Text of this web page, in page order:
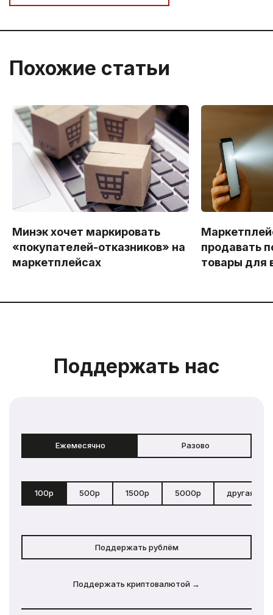
Похожие статьи
Минэк хочет маркировать
«покупателей-отказников» на
маркетплейсах
продавать
товары для
Поддержать нас
Ежемесячно Разово
100р 500р 1500р 5000р другая
Поддержать рублём
Поддержать криптовалютой →